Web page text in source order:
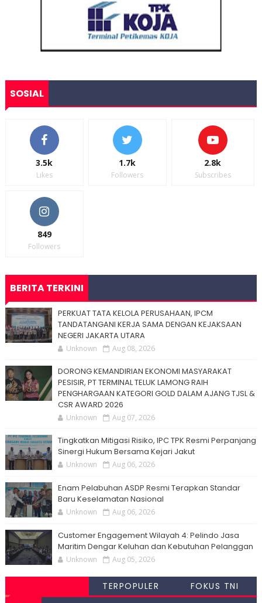
SOSIAL
3.5k
Likes
1.7k
Followers
2.8k
Subscribes
849
Followers
BERITA TERKINI
PERKUAT TATA KELOLA PERUSAHAAN, IPCM
TANDATANGANI KERJA SAMA DENGAN KEJAKSAAN
NEGERI JAKARTA UTARA
Unknown Aug 08, 2026
DORONG KEMANDIRIAN EKONOMI MASYARAKAT
PESISIR, PT TERMINAL TELUK LAMONG RAIH
PENGHARGAAN KATEGORI GOLD DALAM AJANG TJSL &
CSR AWARD 2026
Unknown Aug 07, 2026
Tingkatkan Mitigasi Risiko, IPC TPK Resmi Perpanjang
Sinergi Hukum Bersama Kejari Jakut
Unknown Aug 06, 2026
Enam Pelabuhan ASDP Resmi Terapkan Standar
Baru Keselamatan Nasional
Unknown Aug 06, 2026
Customer Engagement Wilayah 4: Pelindo Jasa
Maritim Dengar Keluhan dan Kebutuhan Pelanggan
Unknown Aug 05, 2026
TERPOPULER FOKUS TNI